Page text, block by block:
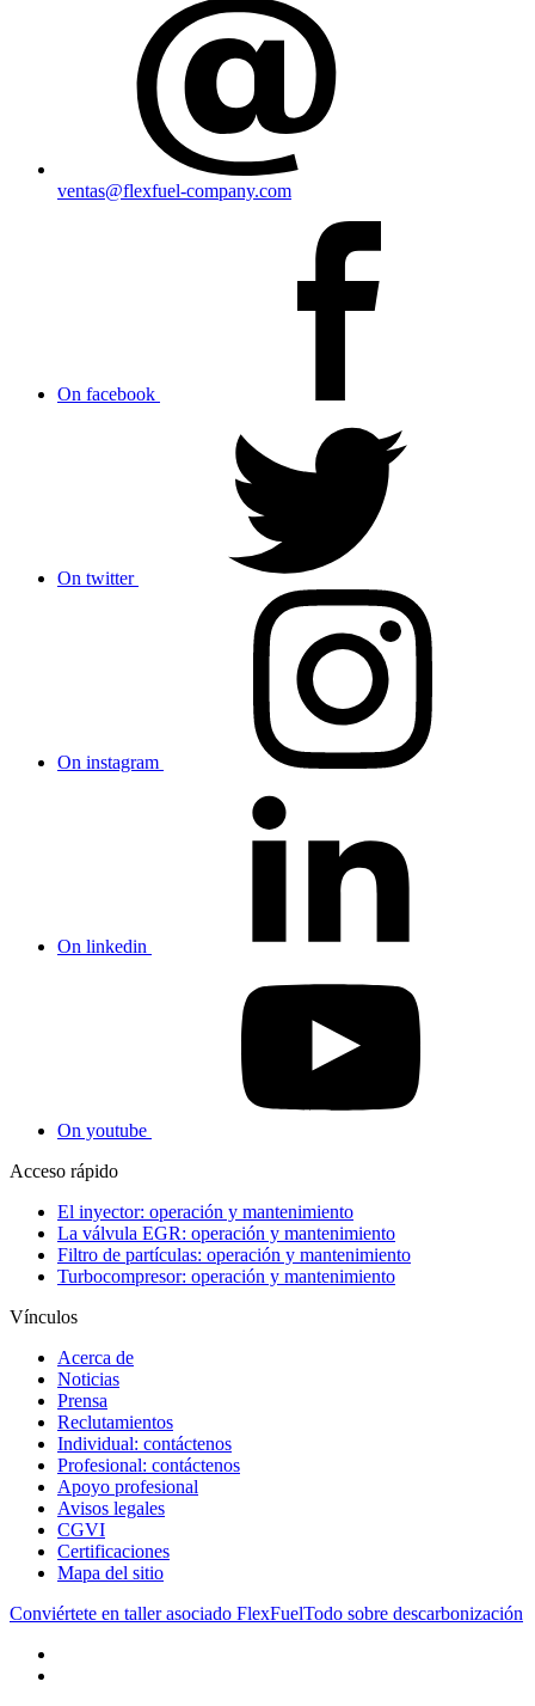
ventas@flexfuel-company.com
On facebook
On twitter
On instagram
On linkedin
On youtube
Acceso rápido
El inyector: operación y mantenimiento
La válvula EGR: operación y mantenimiento
Filtro de partículas: operación y mantenimiento
Turbocompresor: operación y mantenimiento
Vínculos
Acerca de
Noticias
Prensa
Reclutamientos
Individual: contáctenos
Profesional: contáctenos
Apoyo profesional
Avisos legales
CGVI
Certificaciones
Mapa del sitio
Conviértete en taller asociado FlexFuelTodo sobre descarbonización